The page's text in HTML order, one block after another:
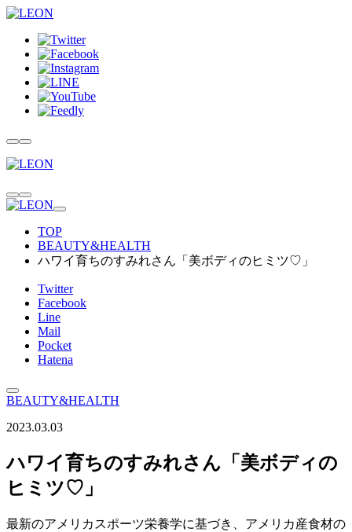
TOP
BEAUTY&HEALTH
ハワイ育ちのすみれさん「美ボディのヒミツ♡」
Twitter
Facebook
Line
Mail
Pocket
Hatena
BEAUTY&HEALTH
2023.03.03
ハワイ育ちのすみれさん「美ボディの
ヒミツ♡」
最新のアメリカスポーツ栄養学に基づき、アメリカ産食材の